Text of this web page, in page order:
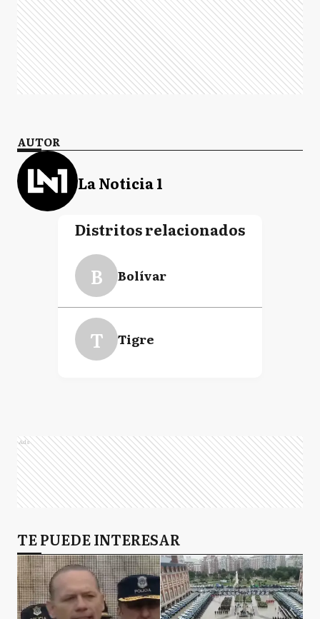
AUTOR
La Noticia 1
Distritos relacionados
B Bolívar
T Tigre
Ads
TE PUEDE INTERESAR